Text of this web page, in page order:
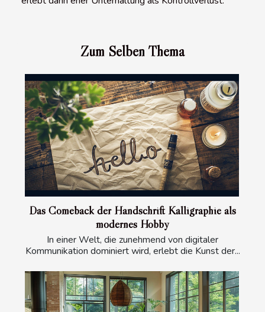
Zum Selben Thema
Das Comeback der Handschrift Kalligraphie als
modernes Hobby
In einer Welt, die zunehmend von digitaler
Kommunikation dominiert wird, erlebt die Kunst der...